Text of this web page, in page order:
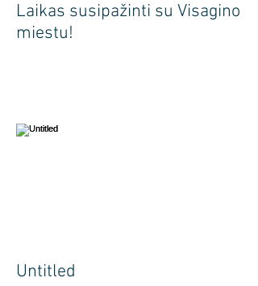
Laikas susipažinti su Visagino
miestu!
Untitled